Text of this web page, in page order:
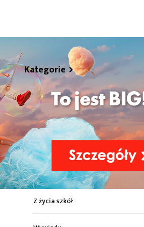
Kategorie
Z życia miasta
Sport
Kultura
Wiadomości z regionu
Z życia szkół